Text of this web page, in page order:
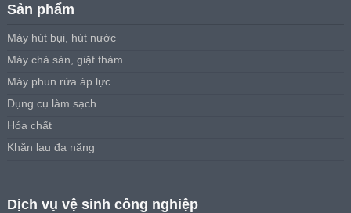
Sản phẩm
Máy hút bụi, hút nước
Máy chà sàn, giặt thảm
Máy phun rửa áp lực
Dụng cụ làm sạch
Hóa chất
Khăn lau đa năng
Dịch vụ vệ sinh công nghiệp